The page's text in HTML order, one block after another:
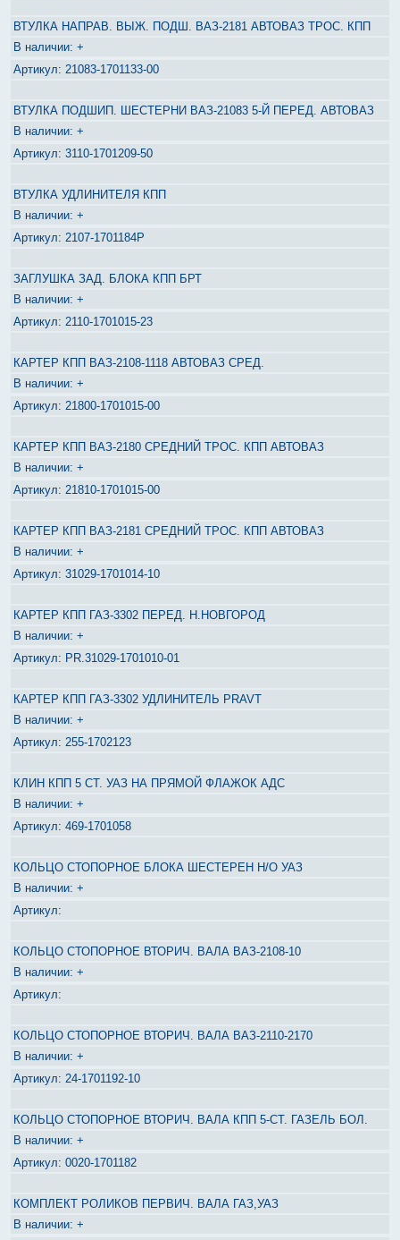
ВТУЛКА НАПРАВ. ВЫЖ. ПОДШ. ВАЗ-2181 АВТОВАЗ ТРОС. КПП
+
21083-1701133-00
ВТУЛКА ПОДШИП. ШЕСТЕРНИ ВАЗ-21083 5-Й ПЕРЕД. АВТОВАЗ
+
3110-1701209-50
ВТУЛКА УДЛИНИТЕЛЯ КПП
+
2107-1701184Р
ЗАГЛУШКА ЗАД. БЛОКА КПП БРТ
+
2110-1701015-23
КАРТЕР КПП ВАЗ-2108-1118 АВТОВАЗ СРЕД.
+
21800-1701015-00
КАРТЕР КПП ВАЗ-2180 СРЕДНИЙ ТРОС. КПП АВТОВАЗ
+
21810-1701015-00
КАРТЕР КПП ВАЗ-2181 СРЕДНИЙ ТРОС. КПП АВТОВАЗ
+
31029-1701014-10
КАРТЕР КПП ГАЗ-3302 ПЕРЕД. Н.НОВГОРОД
+
PR.31029-1701010-01
КАРТЕР КПП ГАЗ-3302 УДЛИНИТЕЛЬ PRAVT
+
255-1702123
КЛИН КПП 5 СТ. УАЗ НА ПРЯМОЙ ФЛАЖОК АДС
+
469-1701058
КОЛЬЦО СТОПОРНОЕ БЛОКА ШЕСТЕРЕН Н/О УАЗ
+
КОЛЬЦО СТОПОРНОЕ ВТОРИЧ. ВАЛА ВАЗ-2108-10
+
КОЛЬЦО СТОПОРНОЕ ВТОРИЧ. ВАЛА ВАЗ-2110-2170
+
24-1701192-10
КОЛЬЦО СТОПОРНОЕ ВТОРИЧ. ВАЛА КПП 5-СТ. ГАЗЕЛЬ БОЛ.
+
0020-1701182
КОМПЛЕКТ РОЛИКОВ ПЕРВИЧ. ВАЛА ГАЗ,УАЗ
+